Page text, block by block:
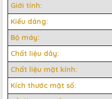
Giới tính:
Kiểu dáng:
Bộ máy:
Chất liệu dây:
Chất liệu mặt kính:
Kích thước mặt số: